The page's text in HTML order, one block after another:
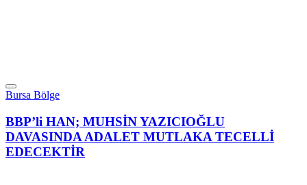
Bursa Bölge
BBP’li HAN; MUHSİN YAZICIOĞLU
DAVASINDA ADALET MUTLAKA TECELLİ
EDECEKTİR